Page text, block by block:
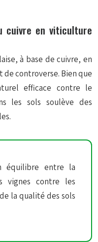
cuivre en viticulture
à base de cuivre, en
controverse. Bien que
efficace contre le
les sols soulève des
équilibre entre la
vignes contre les
la qualité des sols